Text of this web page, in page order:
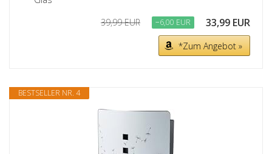
39,99 EUR −6,00 EUR 33,99 EUR
*Zum Angebot »
BESTSELLER NR. 4